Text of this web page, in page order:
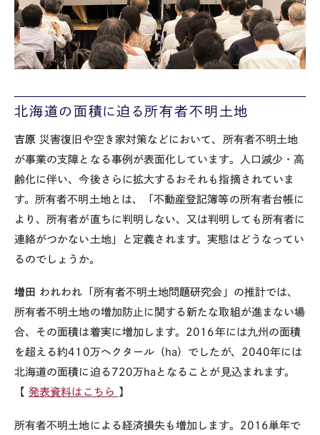
北海道の面積に迫る所有者不明土地
吉原 災害復旧や空き家対策などにおいて、所有者不明土地
が事業の支障となる事例が表面化しています。人口減少・高
齢化に伴い、今後さらに拡大するおそれも指摘されていま
す。所有者不明土地とは、「不動産登記簿等の所有者台帳に
より、所有者が直ちに判明しない、又は判明しても所有者に
連絡がつかない土地」と定義されます。実態はどうなってい
るのでしょうか。
増田 われわれ「所有者不明土地問題研究会」の推計では、
所有者不明土地の増加防止に関する新たな取組が進まない場
合、その面積は着実に増加します。2016年には九州の面積
を超える約410万ヘクタール（ha）でしたが、2040年には
北海道の面積に迫る720万haとなることが見込まれます。
【発表資料はこちら 】
所有者不明土地による経済損失も増加します。2016単年で